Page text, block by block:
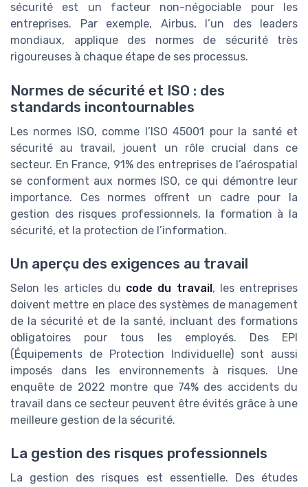
sécurité est un facteur non-négociable pour les
entreprises. Par exemple, Airbus, l’un des leaders
mondiaux, applique des normes de sécurité très
rigoureuses à chaque étape de ses processus.
Normes de sécurité et ISO : des
standards incontournables
Les normes ISO, comme l’ISO 45001 pour la santé et
sécurité au travail, jouent un rôle crucial dans ce
secteur. En France, 91% des entreprises de l’aérospatial
se conforment aux normes ISO, ce qui démontre leur
importance. Ces normes offrent un cadre pour la
gestion des risques professionnels, la formation à la
sécurité, et la protection de l’information.
Un aperçu des exigences au travail
Selon les articles du code du travail, les entreprises
doivent mettre en place des systèmes de management
de la sécurité et de la santé, incluant des formations
obligatoires pour tous les employés. Des EPI
(Équipements de Protection Individuelle) sont aussi
imposés dans les environnements à risques. Une
enquête de 2022 montre que 74% des accidents du
travail dans ce secteur peuvent être évités grâce à une
meilleure gestion de la sécurité.
La gestion des risques professionnels
La gestion des risques est essentielle. Des études